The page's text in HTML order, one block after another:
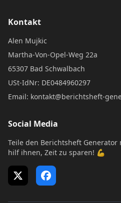
Kontakt
Alen Mujkic
Martha-Von-Opel-Weg 22a
65307 Bad Schwalbach
USt-IdNr: DE0484960297
Email: kontakt@berichtsheft-
Social Media
Teile den Berichtsheft
hilf ihnen, Zeit zu sparen! 💪
X (Twitter)Facebook